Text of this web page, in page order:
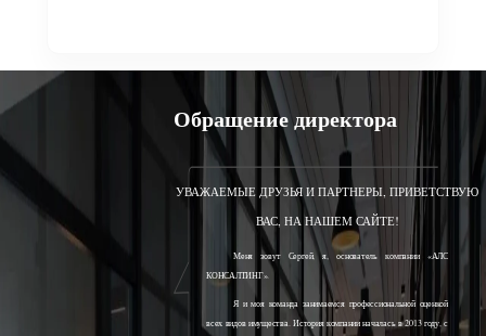
Обращение директора
УВАЖАЕМЫЕ ДРУЗЬЯ И ПАРТНЕРЫ, ПРИВЕТСТВУЮ
ВАС, НА НАШЕМ САЙТЕ!
Меня зовут Сергей, я, основатель компании «АЛС
КОНСАЛТИНГ».
Я и моя команда занимаемся профессиональной оценкой
всех видов имущества. История компании началась в 2013 году, с